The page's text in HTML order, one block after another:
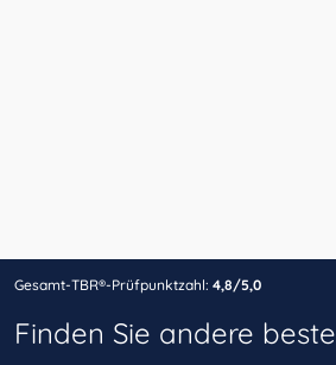
Gesamt-TBR®-Prüfpunktzahl: 4,8/5,0
Finden Sie andere beste